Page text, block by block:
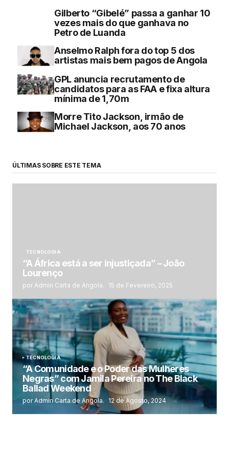
Gilberto “Gibelé” passa a ganhar 10
vezes mais do que ganhava no
Petro de Luanda
Anselmo Ralph fora do top 5 dos
artistas mais bem pagos de Angola
GPL anuncia recrutamento de
candidatos para as FAA e fixa altura
mínima de 1,70m
Morre Tito Jackson, irmão de
Michael Jackson, aos 70 anos
ÚLTIMAS SOBRE ESTE TEMA
TECNOLOGIA
“A África está a ser injustiçada” – João
Lourenço
por Admin Carta de Angola. 15 de Fevereiro, 2025
TECNOLOGIA
“A Comunidade e o Poder das Mulheres
Negras” com Jamila Pereira no The Black
Ballad Weekend
por Admin Carta de Angola. 12 de Agosto, 2024